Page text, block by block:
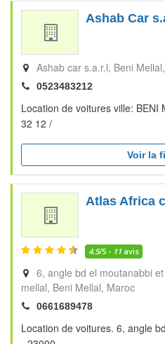
Ashab Car
Ashab car s.a.r.l Beni Mellal
0523483212
Location de voitures ville: BENI
32 12 /
Voir la
Atlas Africa
4.5/5 - 11 avis
6, angle bd el moutanabbi
mellal Beni Mellal Maroc
0661689478
Location de voitures. 6, angle